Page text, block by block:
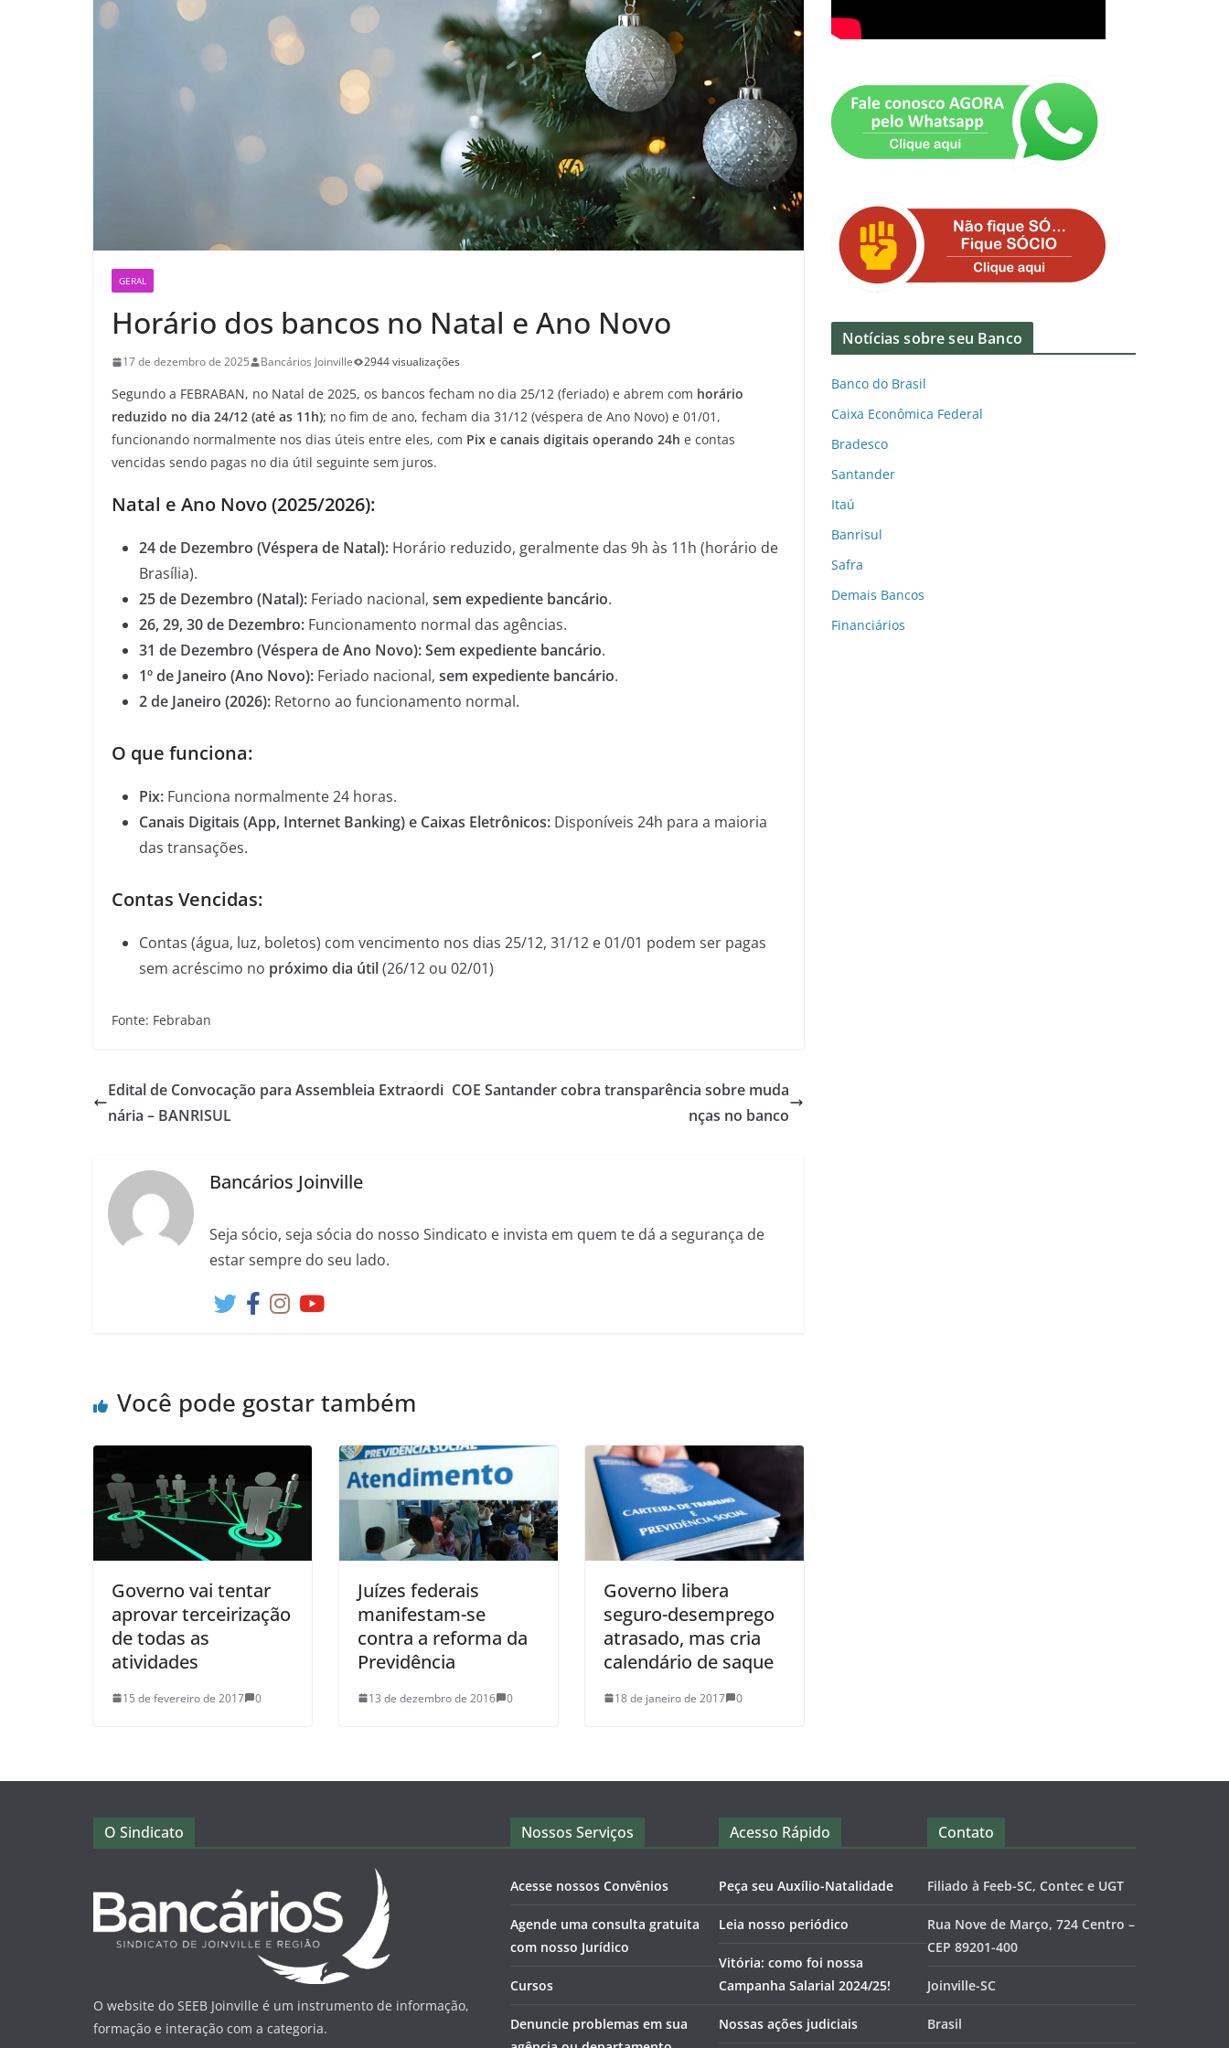
GERAL
Horário dos bancos no Natal e Ano Novo
17 de dezembro de 2025 Bancários Joinville 2944 visualizações
Segundo a FEBRABAN, no Natal de 2025, os bancos fecham no dia 25/12 (feriado) e abrem com horário
reduzido no dia 24/12 (até as 11h); no fim de ano, fecham dia 31/12 (véspera de Ano Novo) e 01/01,
funcionando normalmente nos dias úteis entre eles, com Pix e canais digitais operando 24h e contas
vencidas sendo pagas no dia útil seguinte sem juros.
Natal e Ano Novo (2025/2026):
24 de Dezembro (Véspera de Natal): Horário reduzido, geralmente das 9h às 11h (horário de
Brasília).
25 de Dezembro (Natal): Feriado nacional, sem expediente bancário.
26, 29, 30 de Dezembro: Funcionamento normal das agências.
31 de Dezembro (Véspera de Ano Novo):Sem expediente bancário.
1º de Janeiro (Ano Novo): Feriado nacional, sem expediente bancário.
2 de Janeiro (2026): Retorno ao funcionamento normal.
O que funciona:
Pix: Funciona normalmente 24 horas.
Canais Digitais (App, Internet Banking) e Caixas Eletrônicos: Disponíveis 24h para a maioria
das transações.
Contas Vencidas:
Contas (água, luz, boletos) com vencimento nos dias 25/12, 31/12 e 01/01 podem ser pagas
sem acréscimo no próximo dia útil(26/12 ou 02/01)
Fonte: Febraban
Edital de Convocação para Assembleia Extraordi
nária – BANRISUL
COE Santander cobra transparência sobre muda
nças no banco
Bancários Joinville
Seja sócio, seja sócia do nosso Sindicato e invista em quem te dá a segurança de
estar sempre do seu lado.
Você pode gostar também
Governo vai tentar
aprovar terceirização
de todas as
atividades
15 de fevereiro de 2017 0
Juízes federais
manifestam-se
contra a reforma da
Previdência
13 de dezembro de 2016 0
Governo libera
seguro-desemprego
atrasado, mas cria
calendário de saque
18 de janeiro de 2017 0
Notícias sobre seu Banco
Banco do Brasil
Caixa Econômica Federal
Bradesco
Santander
Itaú
Banrisul
Safra
Demais Bancos
Financiários
O Sindicato
O website do SEEB Joinville é um instrumento de informação,
formação e interação com a categoria.
Nossos Serviços
Acesse nossos Convênios
Agende uma consulta gratuita
com nosso Jurídico
Cursos
Denuncie problemas em sua
Acesso Rápido
Peça seu Auxílio-Natalidade
Leia nosso periódico
Vitória: como foi nossa
Campanha Salarial 2024/25!
Nossas ações judiciais
Contato
Filiado à Feeb-SC, Contec e UGT
Rua Nove de Março, 724 Centro –
CEP 89201-400
Joinville-SC
Brasil